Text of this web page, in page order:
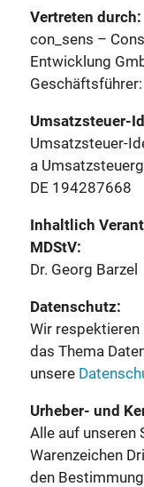
Vertreten durch:
con_sens –
Entwicklung
Umsatzsteuer-
Umsatzsteuer-
a
DE 194287668
Inhaltlich
MDStV:
Dr. Georg Barzel
Datenschutz:
Wir respektieren
das Thema
unsere
Urheber- und
Alle auf unseren
Warenzeichen
den